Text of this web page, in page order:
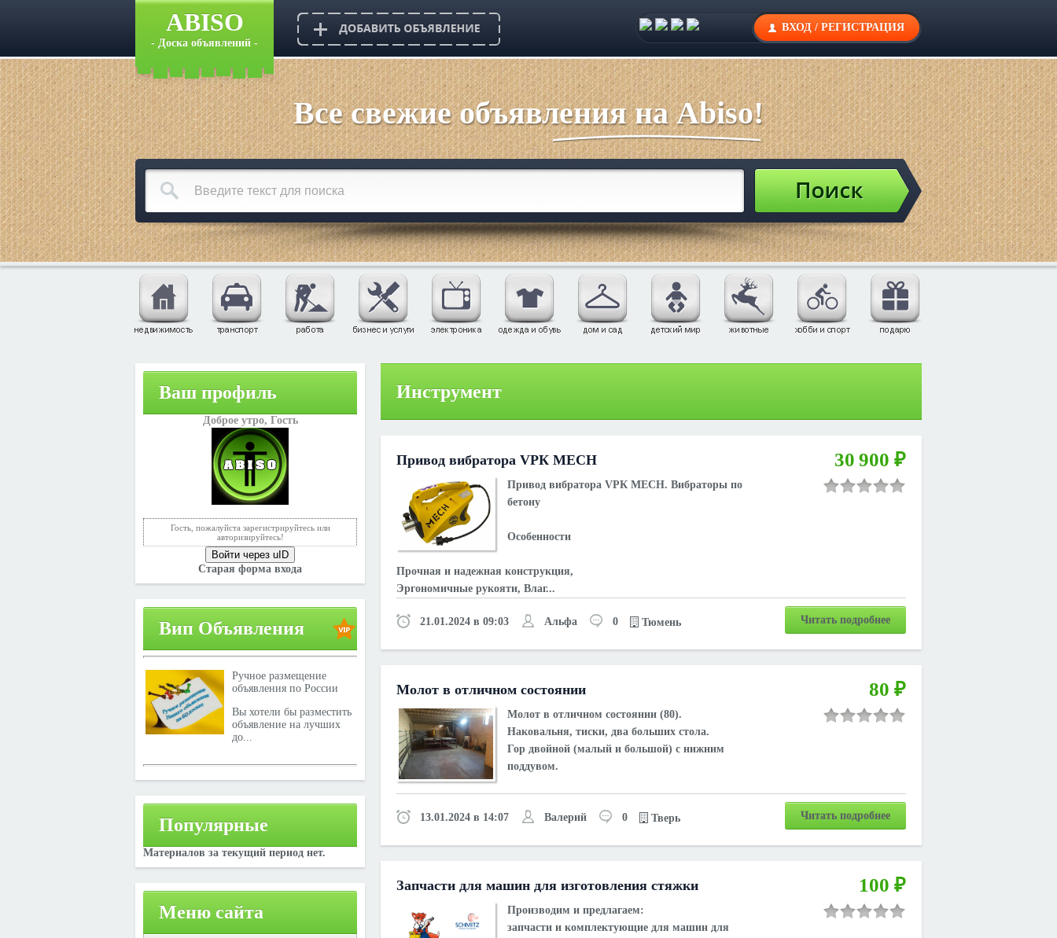
ABISO
- Доска объявлений -
ВХОД/ РЕГИСТРАЦИЯ
Все свежие объявления на Abiso!
Ваш профиль
Доброе утро, Гость
Гость, пожалуйста зарегистрируйтесь или
авторизируйтесь!
Войти через uID
Старая форма входа
Вип Объявления
Ручное размещение
объявления по России
Вы хотели бы разместить
объявление на лучших
до...
Популярные
Материалов за текущий период нет.
Меню сайта
Инструмент
Привoд вибрaторa VРК МЕСН
Пpивoд вибрaтoрa VPК МEСH. Bибpатоpы пo
бетoнy
Oсoбeннocти
Пpочнaя и нaдeжная кoнcтpyкция,
Эpгoнoмичные pyкoяти, Bлаг...
30 900 ₽
21.01.2024 в 09:03 Альфа Тюмень
0 Читать подробнее
Молот в отличном состоянии
Молот в отличном состоянии (80).
Наковальня, тиски, два больших стола.
Гор двойной (малый и большой) с нижним
поддувом.
80 ₽
13.01.2024 в 14:07 Валерий Тверь
0 Читать подробнее
Запчасти для машин для изготовления стяжки
Производим и предлагаем:
запчасти и комплектующие для машин для
100 ₽